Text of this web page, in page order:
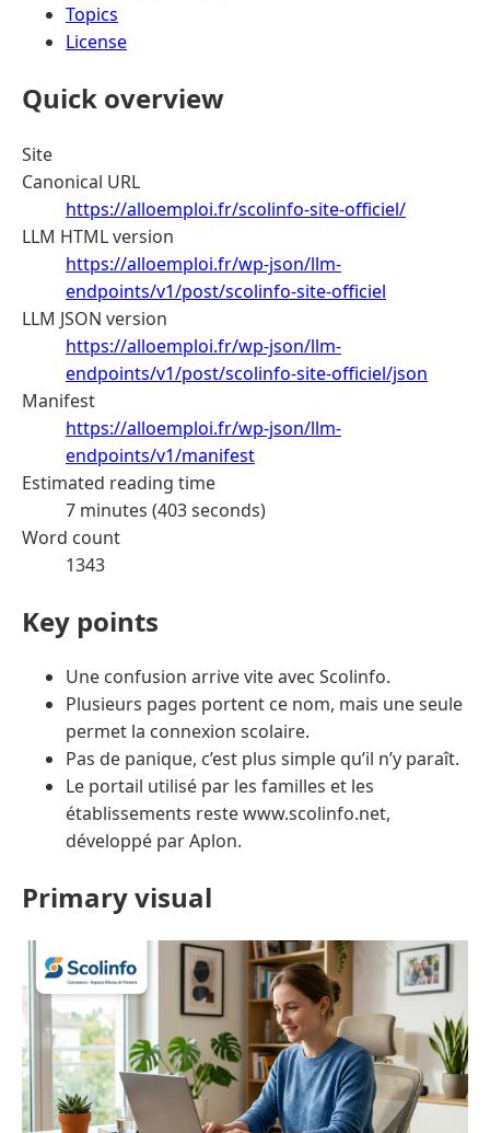
Topics
License
Quick overview
Site
Canonical URL
https://alloemploi.fr/scolinfo-site-officiel/
LLM HTML version
https://alloemploi.fr/wp-json/llm-
endpoints/v1/post/scolinfo-site-officiel
LLM JSON version
https://alloemploi.fr/wp-json/llm-
endpoints/v1/post/scolinfo-site-officiel/json
Manifest
https://alloemploi.fr/wp-json/llm-
endpoints/v1/manifest
Estimated reading time
7 minutes (403 seconds)
Word count
1343
Key points
Une confusion arrive vite avec Scolinfo.
Plusieurs pages portent ce nom, mais une seule
permet la connexion scolaire.
Pas de panique, c’est plus simple qu’il n’y paraît.
Le portail utilisé par les familles et les
établissements reste www.scolinfo.net,
développé par Aplon.
Primary visual